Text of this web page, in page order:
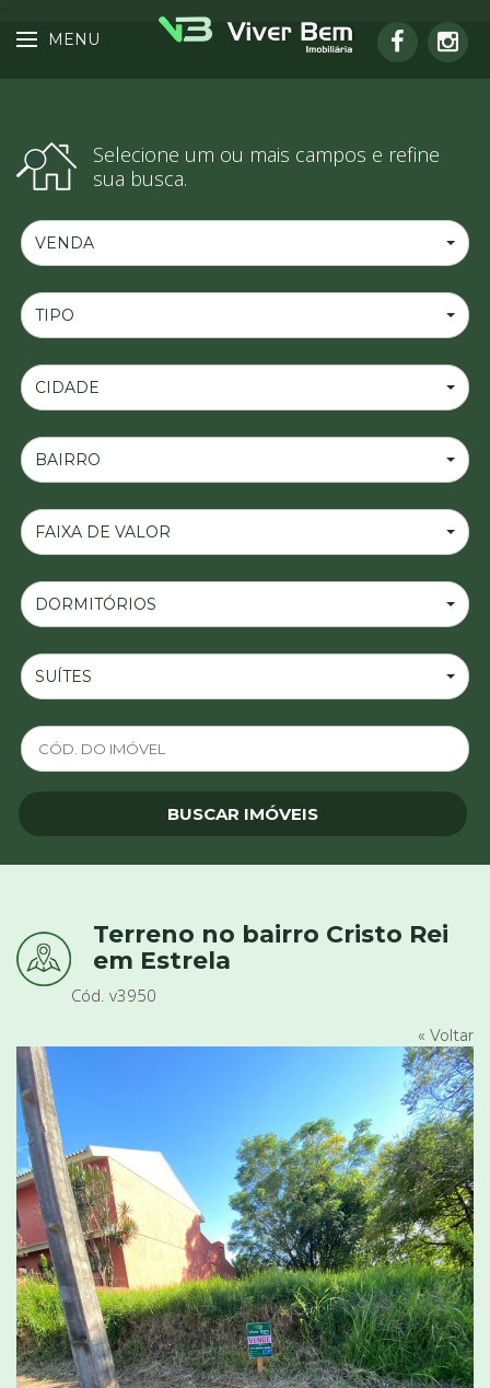
MENU
Selecione um ou mais campos e refine
sua busca.
VENDA
TIPO
CIDADE
BAIRRO
FAIXA DE VALOR
DORMITÓRIOS
SUÍTES
Terreno no bairro Cristo Rei
em Estrela
Cód. v3950
« Voltar